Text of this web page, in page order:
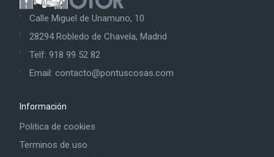
Calle Miguel de Unamuno, 10
28294 Robledo de Chavela, Madrid
Telf: 918 99 52 82
Email: contacto@pontuscosas.com
Información
Politica de cookies
Terminos de uso